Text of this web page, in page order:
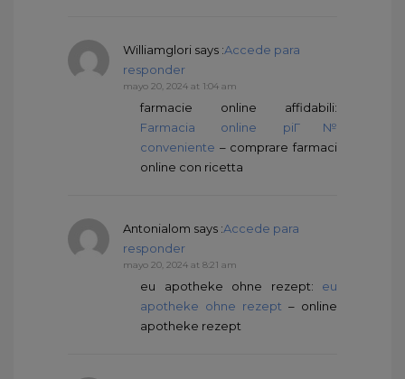
Williamglori says :Accede para
responder
mayo 20, 2024 at 1:04 am
farmacie online affidabili:
Farmacia online piГ№
conveniente – comprare farmaci
online con ricetta
Antonialom says :Accede para
responder
mayo 20, 2024 at 8:21 am
eu apotheke ohne rezept: eu
apotheke ohne rezept – online
apotheke rezept